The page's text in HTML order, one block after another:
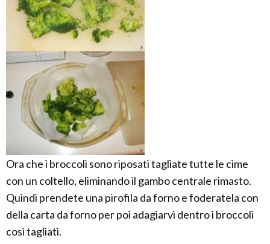
Ora che i broccoli sono riposati tagliate tutte le cime
con un coltello, eliminando il gambo centrale rimasto.
Quindi prendete una pirofila da forno e foderatela con
della carta da forno per poi adagiarvi dentro i broccoli
così tagliati.